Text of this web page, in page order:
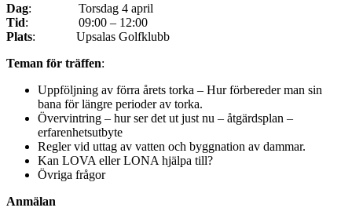
Dag: Torsdag 4 april
Tid: 09:00 – 12:00
Plats: Upsalas Golfklubb
Teman för träffen:
Uppföljning av förra årets torka – Hur förbereder man sin
bana för längre perioder av torka.
Övervintring – hur ser det ut just nu – åtgärdsplan –
erfarenhetsutbyte
Regler vid uttag av vatten och byggnation av dammar.
Kan LOVA eller LONA hjälpa till?
Övriga frågor
Anmälan